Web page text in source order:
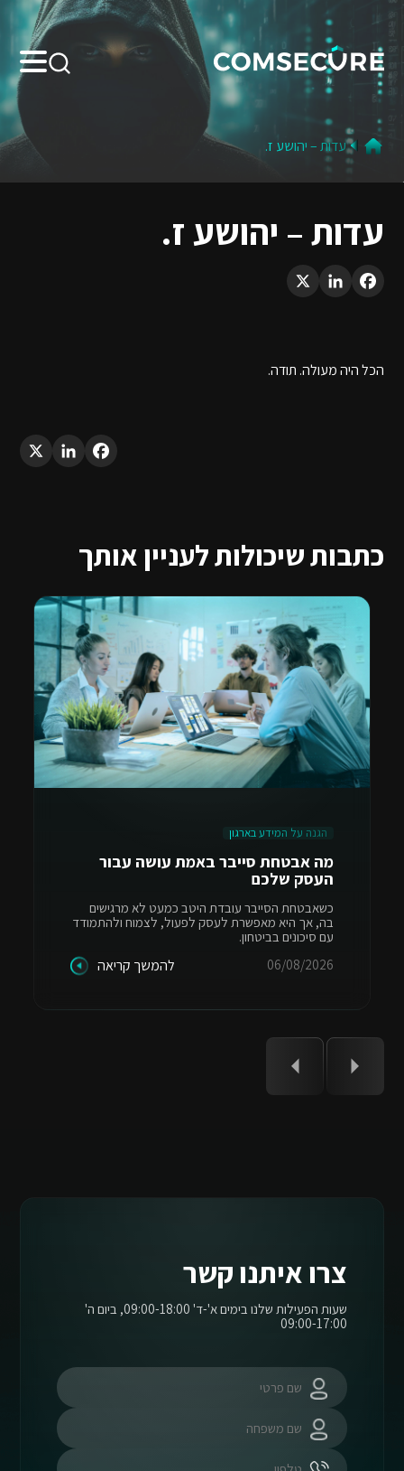
Search:
עדות – יהושע ז.
עדות – יהושע ז.
Facebook
LinkedIn
X
הכל היה מעולה. תודה.
Facebook
LinkedIn
X
כתבות שיכולות לעניין אותך
הגנה על המידע בארגון
מה אבטחת סייבר באמת עושה עבור
העסק שלכם
כשאבטחת הסייבר עובדת היטב כמעט לא מרגישים
בה, אך היא מאפשרת לעסק לפעול, לצמוח ולהתמודד
עם סיכונים בביטחון.
06/08/2026
להמשך קריאה
צרו איתנו קשר
שעות הפעילות שלנו בימים א'-ד' 09:00-18:00, ביום ה'
09:00-17:00